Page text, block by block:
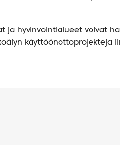
ja hyvinvointialueet voivat
käyttöönottoprojekteja